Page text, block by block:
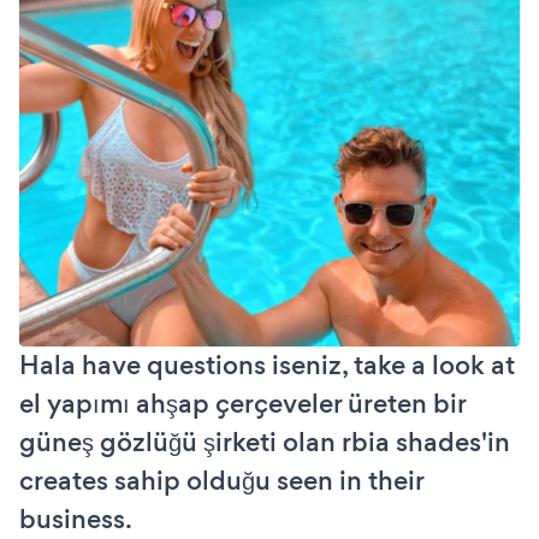
Hala have questions iseniz, take a look at
el yapımı ahşap çerçeveler üreten bir
güneş gözlüğü şirketi olan rbia shades'in
creates sahip olduğu seen in their
business.